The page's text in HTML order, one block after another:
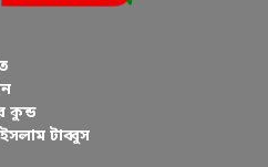
কুন্ড
টাব্বুস